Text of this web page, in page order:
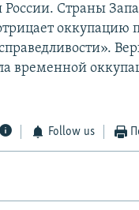
Страны
оккупацию
временной
Follow us